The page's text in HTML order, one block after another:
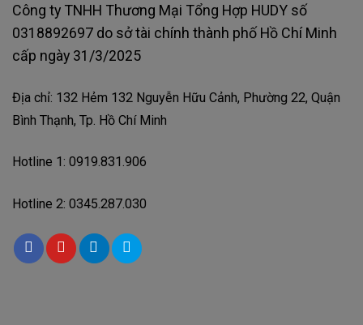
Công ty TNHH Thương Mại Tổng Hợp HUDY số
0318892697 do sở tài chính thành phố Hồ Chí Minh
cấp ngày 31/3/2025
Địa chỉ: 132 Hẻm 132 Nguyễn Hữu Cảnh, Phường 22, Quận
Bình Thạnh, Tp. Hồ Chí Minh
Hotline 1: 0919.831.906
Hotline 2: 0345.287.030